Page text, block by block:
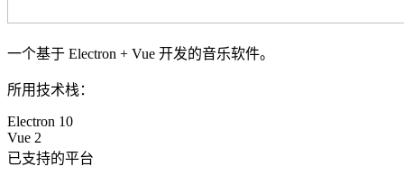
一个基于 Electron + Vue 开发的音乐软件。
所用技术栈：
Electron 10
Vue 2
已支持的平台